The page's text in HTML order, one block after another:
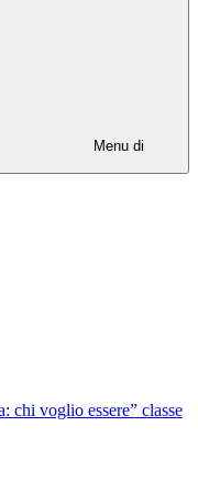
Menu di
chi voglio essere” classe